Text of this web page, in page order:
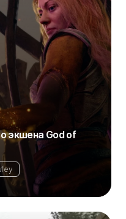
экшена God of